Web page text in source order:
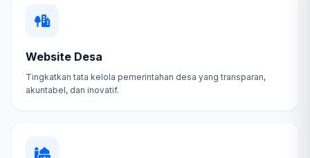
Website Desa
Tingkatkan tata kelola pemerintahan desa yang transparan,
akuntabel, dan inovatif.